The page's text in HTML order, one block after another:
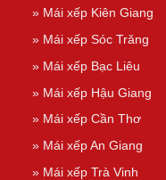
» Mái xếp Kiên Giang
» Mái xếp Sóc Trăng
» Mái xếp Bạc Liêu
» Mái xếp Hậu Giang
» Mái xếp Cần Thơ
» Mái xếp An Giang
» Mái xếp Trà Vinh